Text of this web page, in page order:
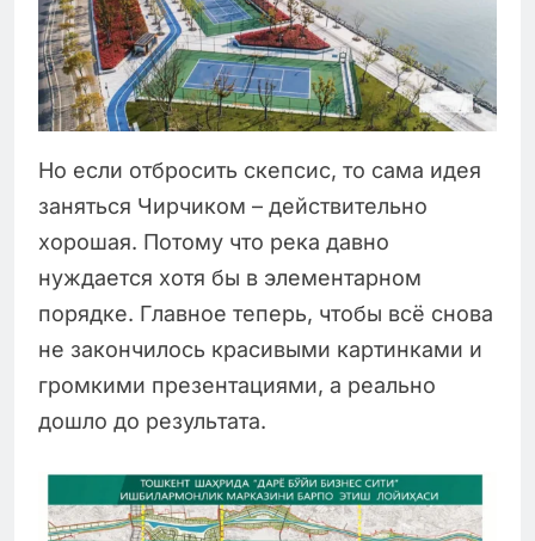
Но если отбросить скепсис, то сама идея
заняться Чирчиком – действительно
хорошая. Потому что река давно
нуждается хотя бы в элементарном
порядке. Главное теперь, чтобы всё снова
не закончилось красивыми картинками и
громкими презентациями, а реально
дошло до результата.